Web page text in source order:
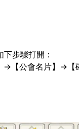
步驟打開：
→【公會名片】→